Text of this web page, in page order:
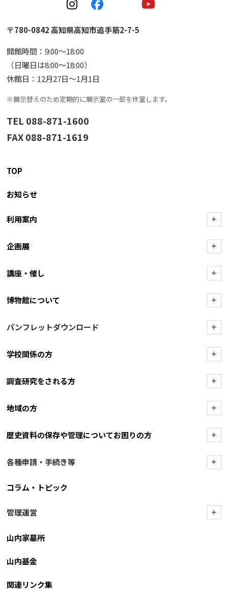
〒780-0842 高知県高知市追手筋2-7-5
開館時間：9:00〜18:00
（日曜日は8:00〜18:00）
休館日：12月27日〜1月1日
※展示替えのため定期的に展示室の一部を休室します。
TEL 088-871-1600
FAX 088-871-1619
TOP
お知らせ
利用案内 +
企画展 +
講座・催し +
博物館について +
パンフレットダウンロード +
学校関係の方 +
調査研究をされる方 +
地域の方 +
歴史資料の保存や管理についてお困りの方 +
各種申請・手続き等 +
コラム・トピック
管理運営 +
山内家墓所
山内基金
関連リンク集